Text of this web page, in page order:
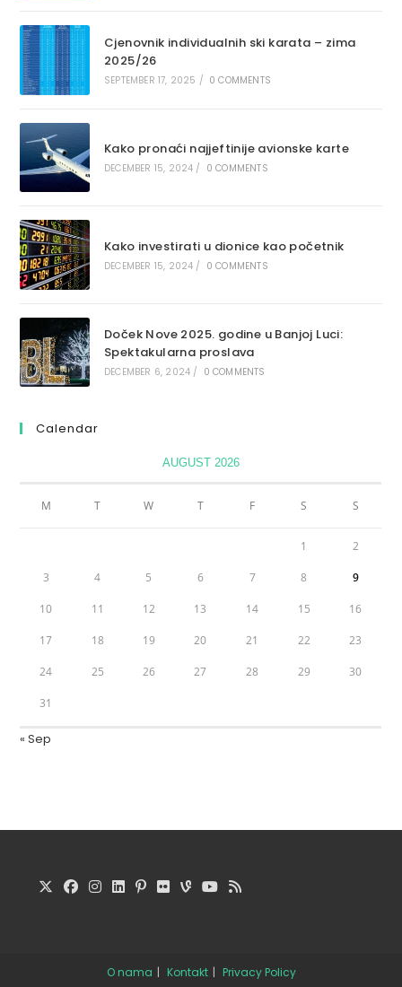
Cjenovnik individualnih ski karata – zima
2025/26
SEPTEMBER 17, 2025 / 0 COMMENTS
Kako pronaći najjeftinije avionske karte
DECEMBER 15, 2024 / 0 COMMENTS
Kako investirati u dionice kao početnik
DECEMBER 15, 2024 / 0 COMMENTS
Doček Nove 2025. godine u Banjoj Luci:
Spektakularna proslava
DECEMBER 6, 2024 / 0 COMMENTS
Calendar
AUGUST 2026
M T W T F S S
1 2
3 4 5 6 7 8 9
10 11 12 13 14 15 16
17 18 19 20 21 22 23
24 25 26 27 28 29 30
31
« Sep
O nama Kontakt Privacy Policy